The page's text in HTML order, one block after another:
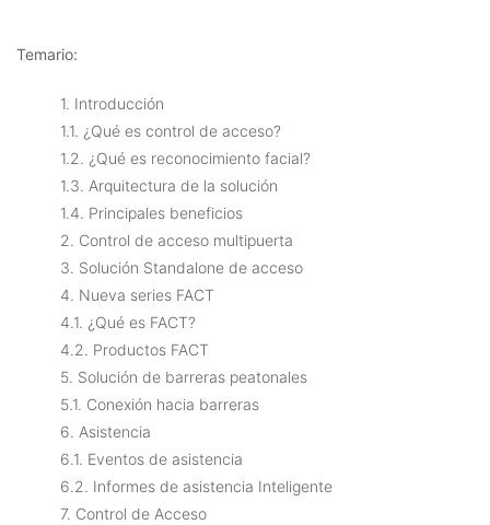
Temario:
1. Introducción
1.1. ¿Qué es control de acceso?
1.2. ¿Qué es reconocimiento facial?
1.3. Arquitectura de la solución
1.4. Principales beneficios
2. Control de acceso multipuerta
3. Solución Standalone de acceso
4. Nueva series FACT
4.1. ¿Qué es FACT?
4.2. Productos FACT
5. Solución de barreras peatonales
5.1. Conexión hacia barreras
6. Asistencia
6.1. Eventos de asistencia
6.2. Informes de asistencia Inteligente
7. Control de Acceso